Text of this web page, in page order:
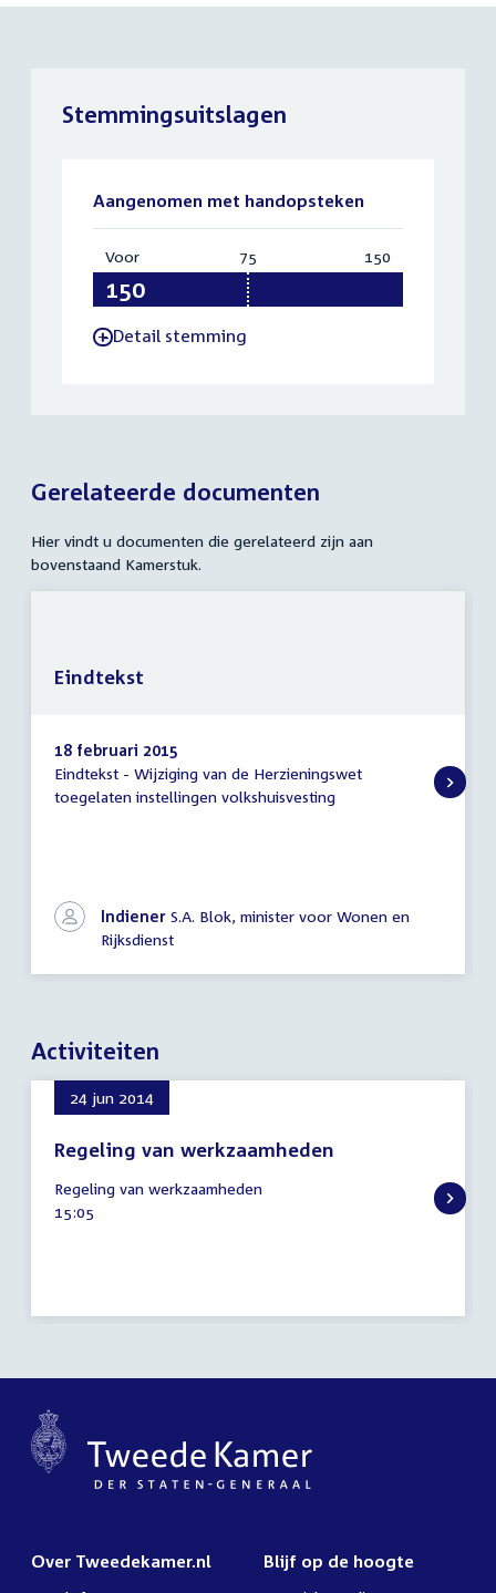
Stemmingsuitslagen
Aangenomen met handopsteken
Voor:
150
75 150
-Detail stemming
Gerelateerde documenten
Hier vindt u documenten die gerelateerd zijn aan
bovenstaand Kamerstuk.
Eindtekst
18 februari 2015
Eindtekst - Wijziging van de Herzieningswet
toegelaten instellingen volkshuisvesting
Indiener S.A. Blok, minister voor Wonen en
Rijksdienst
Eindtekst
Activiteiten
24 jun 2014
Regeling van werkzaamheden
juni
2014
Regeling van werkzaamheden
Tijd
15:05
Over Tweedekamer.nl Blijf op de hoogte